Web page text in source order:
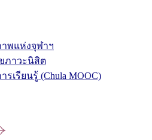
พแห่งจุฬาฯ
ภาวะนิสิต
เรียนรู้ (Chula MOOC)